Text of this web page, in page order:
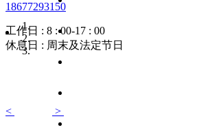
18677293150
工作日 : 8 : 00-17 : 00
休息日 : 周末及法定节日
< >